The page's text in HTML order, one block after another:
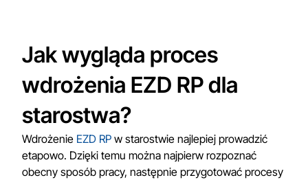
Jak wygląda proces
wdrożenia EZD RP dla
starostwa?
Wdrożenie EZD RP w starostwie najlepiej prowadzić
etapowo. Dzięki temu można najpierw rozpoznać
obecny sposób pracy, następnie przygotować procesy